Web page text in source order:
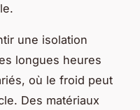
une isolation
longues heures
où le froid peut
Des matériaux